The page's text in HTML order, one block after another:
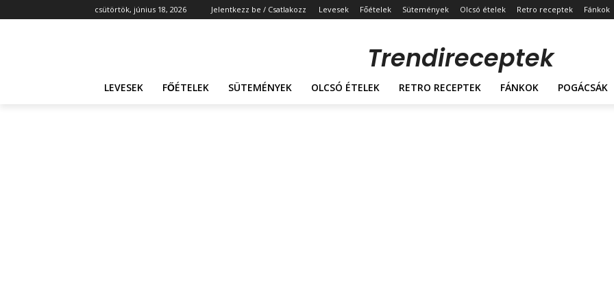
csütörtök, június 18, 2026 Jelentkezz be / Csatlakozz Levesek Főételek Sütemények Olcsó ételek Retro receptek Fánkok
Trendireceptek
LEVESEK FŐÉTELEK SÜTEMÉNYEK OLCSÓ ÉTELEK RETRO RECEPTEK FÁNKOK POGÁCSÁK